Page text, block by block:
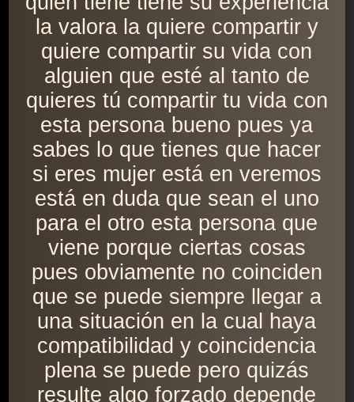
la valora la quiere compartir y
quiere compartir su vida con
alguien que esté al tanto de
quieres tú compartir tu vida con
esta persona bueno pues ya
sabes lo que tienes que hacer
si eres mujer está en veremos
está en duda que sean el uno
para el otro esta persona que
viene porque ciertas cosas
pues obviamente no coinciden
que se puede siempre llegar a
una situación en la cual haya
compatibilidad y coincidencia
plena se puede pero quizás
resulte algo forzado depende